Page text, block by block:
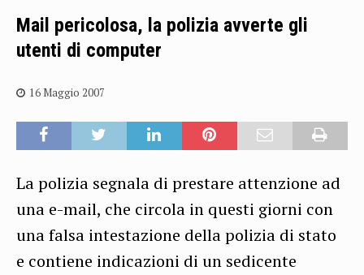
Mail pericolosa, la polizia avverte gli
utenti di computer
16 Maggio 2007
La polizia segnala di prestare attenzione ad
una e-mail, che circola in questi giorni con
una falsa intestazione della polizia di stato
e contiene indicazioni di un sedicente